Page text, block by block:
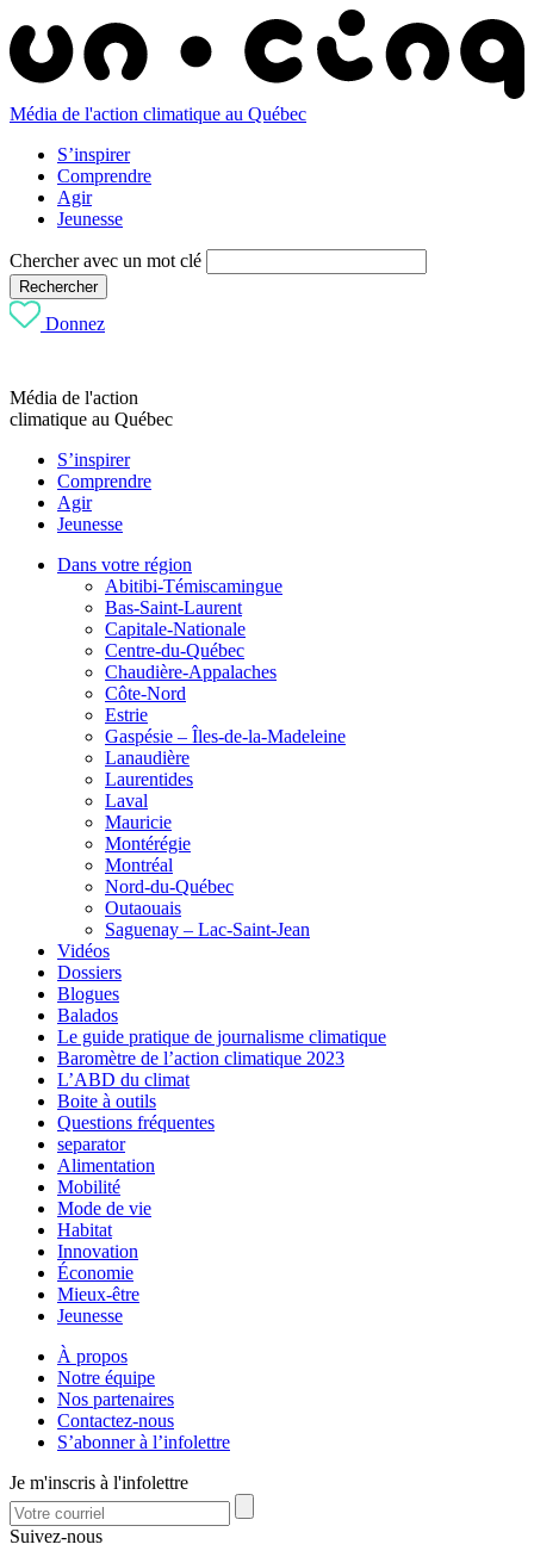
Média de l'action climatique au Québec
S’inspirer
Comprendre
Agir
Jeunesse
Chercher avec un mot clé
Rechercher
Donnez
Média de l'action
climatique au Québec
S’inspirer
Comprendre
Agir
Jeunesse
Dans votre région
Abitibi-Témiscamingue
Bas-Saint-Laurent
Capitale-Nationale
Centre-du-Québec
Chaudière-Appalaches
Côte-Nord
Estrie
Gaspésie – Îles-de-la-Madeleine
Lanaudière
Laurentides
Laval
Mauricie
Montérégie
Montréal
Nord-du-Québec
Outaouais
Saguenay – Lac-Saint-Jean
Vidéos
Dossiers
Blogues
Balados
Le guide pratique de journalisme climatique
Baromètre de l’action climatique 2023
L’ABD du climat
Boite à outils
Questions fréquentes
separator
Alimentation
Mobilité
Mode de vie
Habitat
Innovation
Économie
Mieux-être
Jeunesse
À propos
Notre équipe
Nos partenaires
Contactez-nous
S’abonner à l’infolettre
Je m'inscris à l'infolettre
Suivez-nous